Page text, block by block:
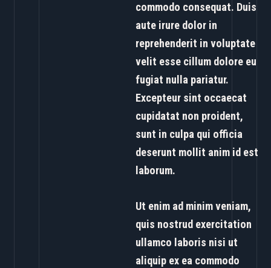
commodo consequat. Duis
aute irure dolor in
reprehenderit in voluptate
velit esse cillum dolore eu
fugiat nulla pariatur.
Excepteur sint occaecat
cupidatat non proident,
sunt in culpa qui officia
deserunt mollit anim id est
laborum.
Ut enim ad minim veniam,
quis nostrud exercitation
ullamco laboris nisi ut
aliquip ex ea commodo